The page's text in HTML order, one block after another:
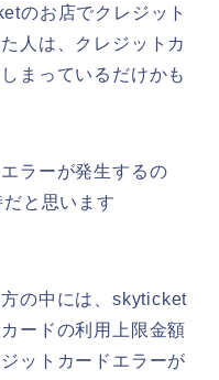
のお店でクレジット
人は、クレジットカ
まっているだけかも
ラーが発生するの
と思います
の中には、skyticket
ードの利用上限金額
ットカードエラーが